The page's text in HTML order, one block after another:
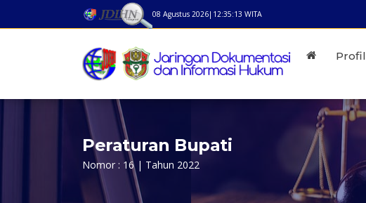
08 Agustus 2026| 12:35:13 WITA
Profil
Peraturan Bupati
Nomor : 16 | Tahun 2022